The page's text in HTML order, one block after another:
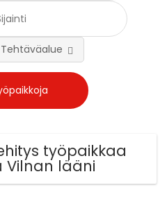
Tehtäväalue
työpaikkaa
Vilnan lääni